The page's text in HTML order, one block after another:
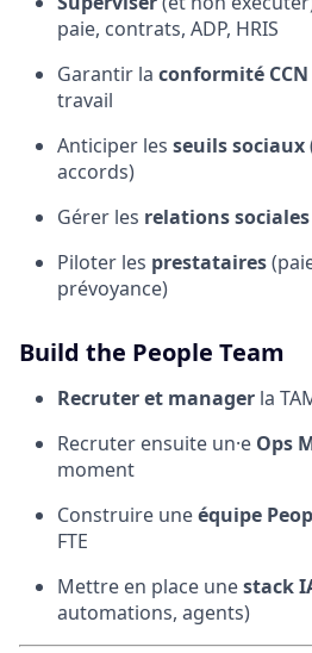
paie, contrats, ADP, HRIS
Garantir la conformité CCN
travail
Anticiper les seuils sociaux
accords)
Gérer les relations sociales
Piloter les prestataires
prévoyance)
Build the People Team
Recruter et manager la
Recruter ensuite un·e Ops
moment
Construire uneéquipe
FTE
Mettre en place unestack
automations, agents)